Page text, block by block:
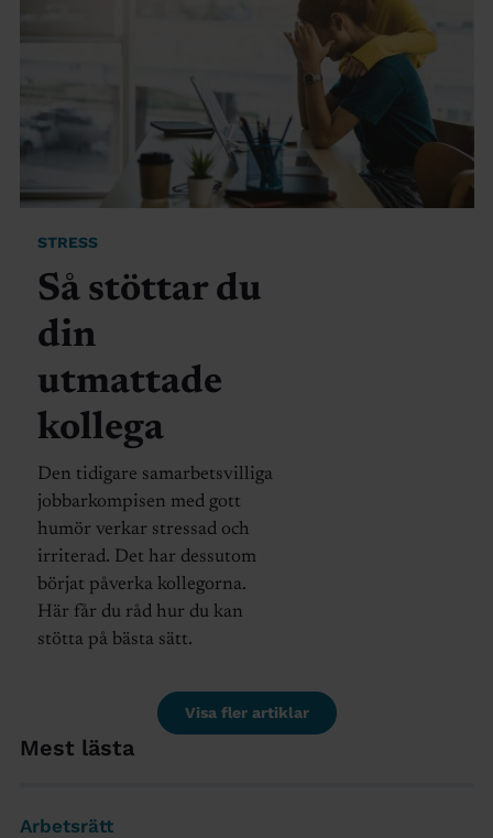
STRESS
Så stöttar du
din
utmattade
kollega
Den tidigare samarbetsvilliga
jobbarkompisen med gott
humör verkar stressad och
irriterad. Det har dessutom
börjat påverka kollegorna.
Här får du råd hur du kan
stötta på bästa sätt.
Visa fler artiklar
Mest lästa
Arbetsrätt